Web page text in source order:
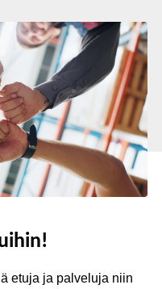
etuja ja palveluja niin